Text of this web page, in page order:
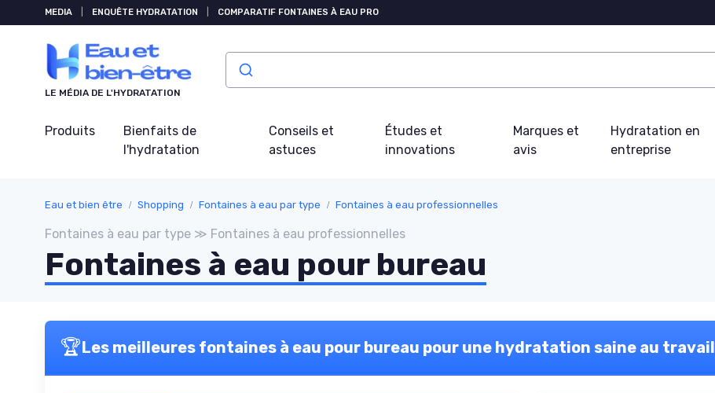
MEDIA ENQUÊTE HYDRATATION COMPARATIF FONTAINES À EAU PRO
LE MÉDIA DE L'HYDRATATION
Produits
Bienfaits de
l'hydratation
Conseils et
astuces
Études et
innovations
Marques et
avis
Hydratation en
entreprise
Eau et bien être Shopping Fontaines à eau par type Fontaines à eau professionnelles
Fontaines à eau par type ≫ Fontaines à eau professionnelles
Fontaines à eau pour bureau
🏆Les meilleures fontaines à eau pour bureau pour une hydratation saine au travail
Panneau de gestion des cookies